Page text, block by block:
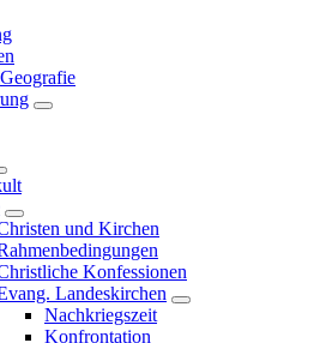
Geografie
und Kirchen
Konfessionen
Landeskirchen
Nachkriegszeit
Konfrontation